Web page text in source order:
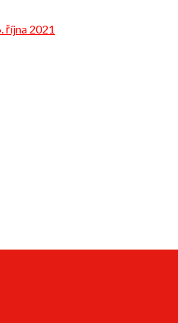
října 2021